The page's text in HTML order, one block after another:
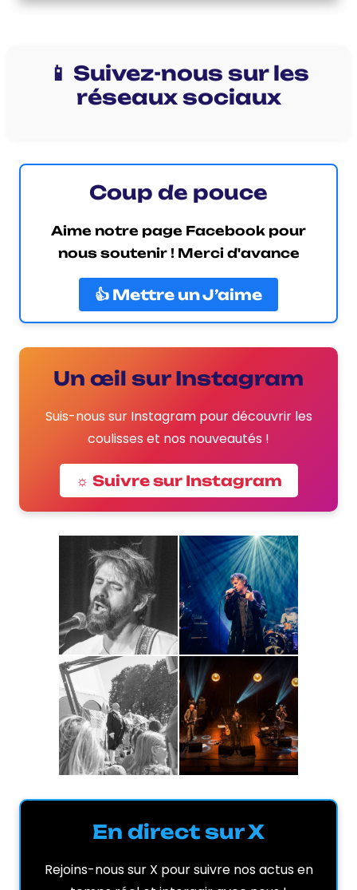
📱 Suivez-nous sur les
réseaux sociaux
Coup de pouce
Aime notre page Facebook pour
nous soutenir ! Merci d'avance
👍 Mettre un J’aime
Un œil sur Instagram
Suis-nous sur Instagram pour découvrir les
coulisses et nos nouveautés !
☼ Suivre sur Instagram
En direct sur X
Rejoins-nous sur X pour suivre nos actus en